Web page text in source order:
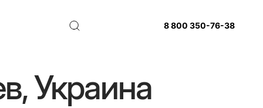
8 800 350-76-38
Украина